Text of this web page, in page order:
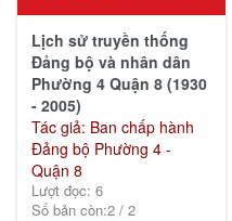
Lịch sử truyền thống
Đảng bộ và nhân dân
Phường 4 Quận 8 (1930
- 2005)
Tác giả: Ban chấp hành
Đảng bộ Phường 4 -
Quận 8
Lượt đọc: 6
Số bản còn:2/2